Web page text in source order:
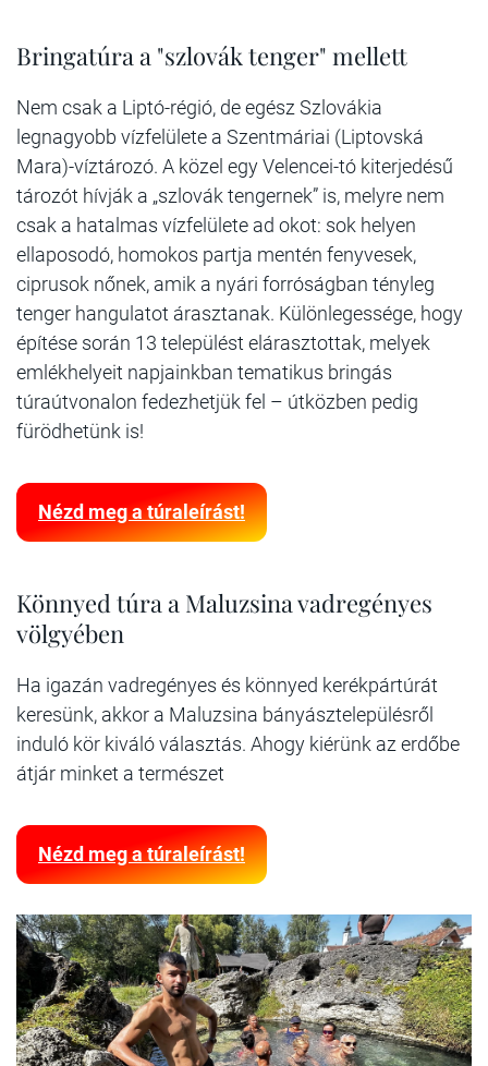
Bringatúra a "szlovák tenger" mellett
Nem csak a Liptó-régió, de egész Szlovákia
legnagyobb vízfelülete a Szentmáriai (Liptovská
Mara)-víztározó. A közel egy Velencei-tó kiterjedésű
tározót hívják a „szlovák tengernek” is, melyre nem
csak a hatalmas vízfelülete ad okot: sok helyen
ellaposodó, homokos partja mentén fenyvesek,
ciprusok nőnek, amik a nyári forróságban tényleg
tenger hangulatot árasztanak. Különlegessége, hogy
építése során 13 települést elárasztottak, melyek
emlékhelyeit napjainkban tematikus bringás
túraútvonalon fedezhetjük fel – útközben pedig
fürödhetünk is!
Nézd meg a túraleírást!
Könnyed túra a Maluzsina vadregényes
völgyében
Ha igazán vadregényes és könnyed kerékpártúrát
keresünk, akkor a Maluzsina bányásztelepülésről
induló kör kiváló választás. Ahogy kiérünk az erdőbe
átjár minket a természet
Nézd meg a túraleírást!